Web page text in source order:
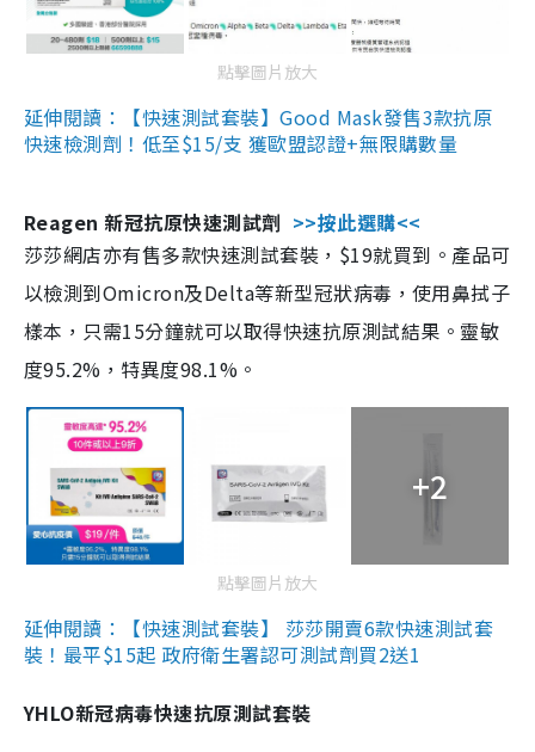
點擊圖片放大
延伸閱讀：【快速測試套裝】Good Mask發售3款抗原
快速檢測劑！低至$15/支 獲歐盟認證+無限購數量
Reagen 新冠抗原快速測試劑 >>按此選購<<
莎莎網店亦有售多款快速測試套裝，$19就買到。產品可
以檢測到Omicron及Delta等新型冠狀病毒，使用鼻拭子
樣本，只需15分鐘就可以取得快速抗原測試結果。靈敏
度95.2%，特異度98.1%。
+2
點擊圖片放大
延伸閱讀：【快速測試套裝】 莎莎開賣6款快速測試套
裝！最平$15起 政府衛生署認可測試劑買2送1
YHLO新冠病毒快速抗原測試套裝